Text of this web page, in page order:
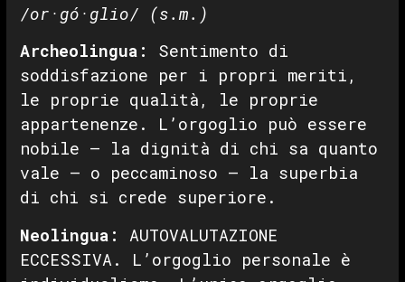
/or·gó·glio/ (s.m.)
Archeolingua:
Sentimento di
soddisfazione per i propri meriti,
le proprie qualità, le proprie
appartenenze. L’orgoglio può essere
nobile — la dignità di chi sa quanto
vale — o peccaminoso — la superbia
di chi si crede superiore.
Neolingua:
AUTOVALUTAZIONE
ECCESSIVA. L’orgoglio personale è